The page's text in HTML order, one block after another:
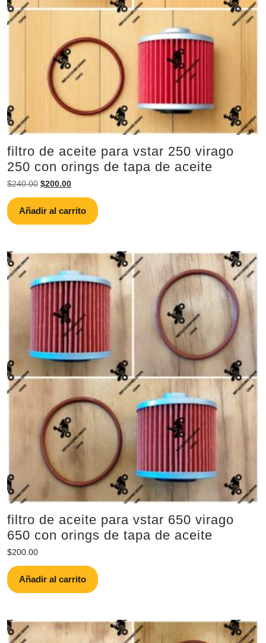
filtro de aceite para vstar 250 virago
250 con orings de tapa de aceite
$240.00 Original
price
was:
$200.00Current
price
is:
$200.00.
Añadir al carrito
filtro de aceite para vstar 650 virago
650 con orings de tapa de aceite
$200.00
Añadir al carrito